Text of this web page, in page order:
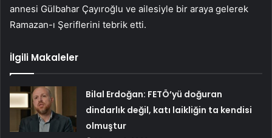
annesi Gülbahar Çayıroğlu ve ailesiyle bir araya gelerek
Ramazan-ı Şeriflerini tebrik etti.
İlgili Makaleler
Bilal Erdoğan: FETÖ’yü doğuran
dindarlık değil, katı laikliğin ta kendisi
olmuştur